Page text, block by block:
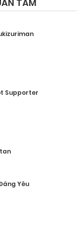
TÂM
Supporter
Yêu